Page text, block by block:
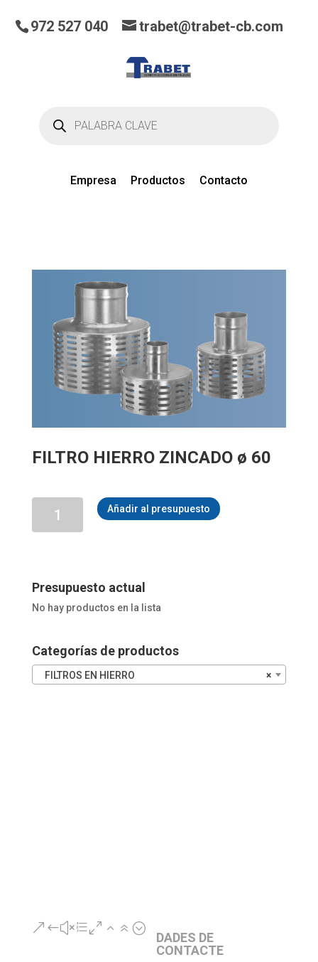
productos
Empresa Productos Contacto
972 527 040 trabet@trabet-cb.com
FILTRO HIERRO ZINCADO ø 60
ZINCADO
Añadir al presupuesto
Presupuesto actual
No hay productos en la lista
Categorías de productos
×
FILTROS EN HIERRO
&#xe026;
DADES DE
CONTACTE